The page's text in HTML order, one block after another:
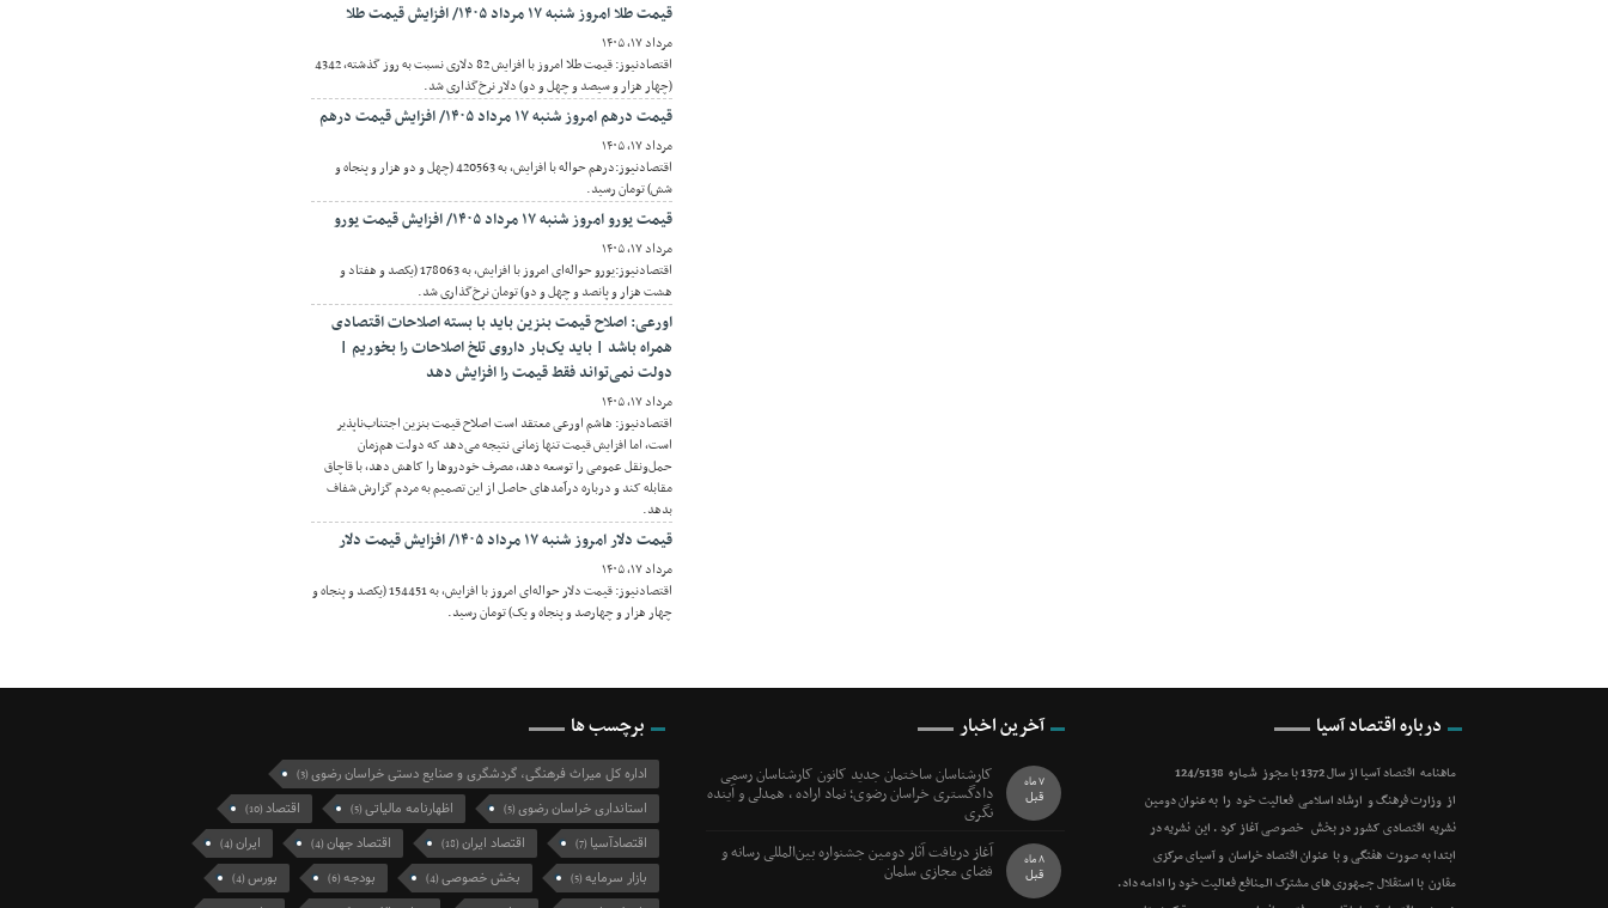
قیمت طلا امروز شنبه ۱۷ مرداد ۱۴۰۵/ افزایش قیمت طلا
مرداد ۱۷, ۱۴۰۵
اقتصادنیوز: قیمت طلا امروز با افزایش 82 دلاری نسبت به روز گذشته، 4342
(چهار هزار و سیصد و چهل و دو) دلار نرخ‌گذاری شد.
قیمت درهم امروز شنبه ۱۷ مرداد ۱۴۰۵/ افزایش قیمت درهم
مرداد ۱۷, ۱۴۰۵
اقتصادنیوز:درهم حواله با افزایش، به 420563 (چهل و دو هزار و پنجاه و
شش) تومان رسید.
قیمت یورو امروز شنبه ۱۷ مرداد ۱۴۰۵/ افزایش قیمت یورو
مرداد ۱۷, ۱۴۰۵
اقتصادنیوز:یورو حواله‌ای امروز با افزایش، به 178063 (یکصد و هفتاد و
هشت هزار و پانصد و چهل و دو) تومان نرخ‌گذاری شد.
اورعی: اصلاح قیمت بنزین باید با بسته اصلاحات اقتصادی
همراه باشد | باید یک‌بار داروی تلخ اصلاحات را بخوریم |
دولت نمی‌تواند فقط قیمت را افزایش دهد
مرداد ۱۷, ۱۴۰۵
اقتصادنیوز: هاشم اورعی معتقد است اصلاح قیمت بنزین اجتناب‌ناپذیر
است، اما افزایش قیمت تنها زمانی نتیجه می‌دهد که دولت هم‌زمان
حمل‌ونقل عمومی را توسعه دهد، مصرف خودروها را کاهش دهد، با قاچاق
مقابله کند و درباره درآمدهای حاصل از این تصمیم به مردم گزارش شفاف
بدهد.
قیمت دلار امروز شنبه ۱۷ مرداد ۱۴۰۵/ افزایش قیمت دلار
مرداد ۱۷, ۱۴۰۵
اقتصادنیوز: قیمت دلار حواله‌ای امروز با افزایش، به 154451 (یکصد و پنجاه و
چهار هزار و چهارصد و پنجاه و یک) تومان رسید.
درباره اقتصاد آسیا
ماهنامه اقتصاد آسیا از سال 1372 با مجوز شماره 124/5138
از وزارت فرهنگ و ارشاد اسلامی فعالیت خود را به عنوان دومین
نشریه اقتصادی کشور در بخش خصوصی آغاز کرد . این نشریه در
ابتدا به صورت هفتگی و با عنوان اقتصاد خراسان و آسیای مرکزی
مقارن با استقلال جمهوری های مشترک المنافع فعالیت خود را ادامه داد.
آخرین اخبار
کارشناسان ساختمان جدید کانون کارشناسان رسمی
دادگستری خراسان رضوی؛ نماد اراده ، همدلی و آینده
نگری
7 ماه
قبل
آغاز دریافت آثار دومین جشنواره بین‌المللی رسانه و
فضای مجازی سلمان 8 ماه
قبل
برچسب ها
اداره کل میراث فرهنگی، گردشگری و صنایع دستی خراسان رضوی(3)
استانداری خراسان رضوی(5) اظهارنامه مالیاتی(5) اقتصاد(10)
اقتصادآسیا (7) اقتصاد ایران(18) اقتصاد جهان(4) ایران(4)
بازار سرمایه(5) بخش خصوصی(4) بودجه(6) بورس(4)